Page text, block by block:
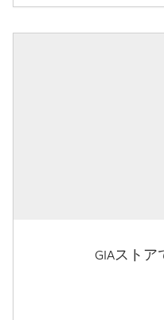
GIAスト